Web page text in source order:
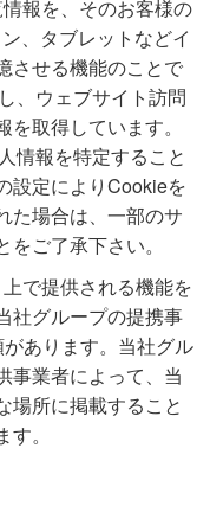
報を、そのお客様の
、タブレットなどイ
させる機能のことで
、ウェブサイト訪問
取得しています。
情報を特定すること
設定によりCookieを
た場合は、一部のサ
ご了承下さい。
で提供される機能を
社グループの提携事
あります。当社グル
事業者によって、当
場所に掲載すること
。